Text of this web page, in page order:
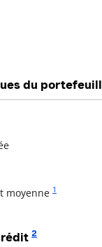
du
moyenne 1
2